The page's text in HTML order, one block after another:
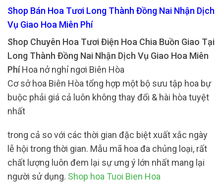
Shop Bán Hoa Tươi Long Thành Đồng Nai Nhận Dịch
Vụ Giao Hoa Miên Phí
Shop Chuyên Hoa Tươi Điện Hoa Chia Buồn Giao Tại
Long Thành Đồng Nai Nhận Dịch Vụ Giao Hoa Miên
PhíHoa nở nghỉ ngơi Biên Hòa
Cơ sở hoa Biên Hòa tổng hợp một bộ sưu tập hoa bự
buộc phải giá cả luôn không thay đổi & hài hòa tuyệt
nhất
trong cả so với các thời gian đặc biệt xuất xắc ngày
lễ hội trong thời gian. Mẫu mã hoa đa chủng loại, rất
chất lượng luôn đem lại sự ưng ý lớn nhất mang lại
người sử dụng. Shop hoa Tuoi Bien Hoa